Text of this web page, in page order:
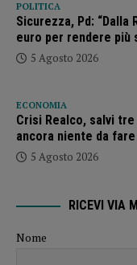
POLITICA
Sicurezza, Pd:
euro per rendere più
5 Agosto 2026
ECONOMIA
Crisi Realco, salvi
ancora niente da
5 Agosto 2026
RICEVI VIA
Nome